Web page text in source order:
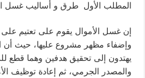
المطلب الأول طرق و أساليب غسل
إن غسل الأموال يقوم على تعتيم
وإضفاء مظهر مشروع عليها، حيث أن
يهتدون إلى تحقيق هدفين وهما قطع
والمصدر الجرمي، ثم إعادة توظيف